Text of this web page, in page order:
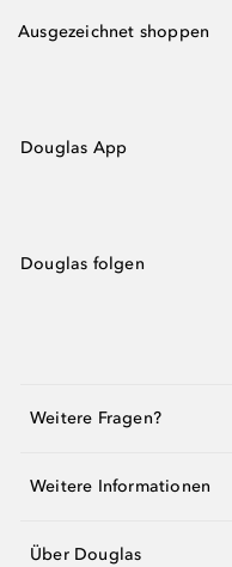
Ausgezeichnet shoppen
Douglas App
Douglas folgen
Weitere Fragen?
Weitere Informationen
Über Douglas